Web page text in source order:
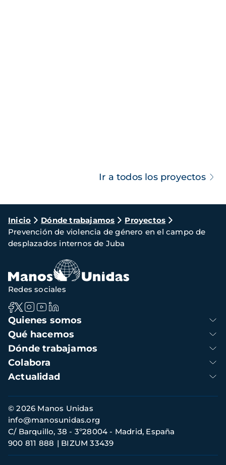
Ir a todos los proyectos
Ruta
de
navegación
Inicio Dónde trabajamos
Proyectos
Prevención de violencia de género en el campo de
desplazados internos de Juba
Navegación
principal
Quienes somos
Qué hacemos
Dónde trabajamos
Colabora
Actualidad
Redes sociales
Información
de
contacto
© 2026 Manos Unidas
C/ Barquillo, 38 - 3º28004 - Madrid, España
900 811 888
BIZUM 33439
info@manosunidas.org